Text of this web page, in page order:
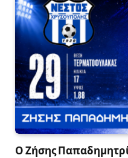
Ο Ζήσης